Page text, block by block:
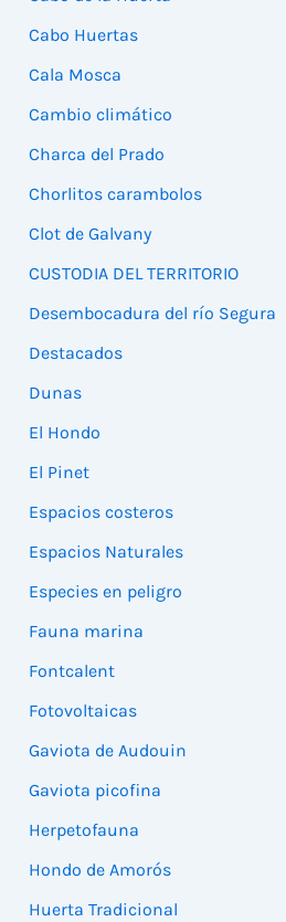
Cabo Huertas
Cala Mosca
Cambio climático
Charca del Prado
Chorlitos carambolos
Clot de Galvany
CUSTODIA DEL TERRITORIO
Desembocadura del río Segura
Destacados
Dunas
El Hondo
El Pinet
Espacios costeros
Espacios Naturales
Especies en peligro
Fauna marina
Fontcalent
Fotovoltaicas
Gaviota de Audouin
Gaviota picofina
Herpetofauna
Hondo de Amorós
Huerta Tradicional